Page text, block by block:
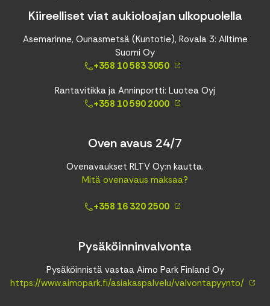
Kiireelliset viat aukioloajan ulkopuolella
Asemarinne, Ounasmetsä (Kuntotie), Rovala 3: Alltime
Suomi Oy
+358 10 583 3050
Rantavitikka ja Anninportti: Luotea Oyj
+358 10 590 2000
Oven avaus 24/7
Ovenavaukset RLTV Oy:n kautta.
Mitä ovenavaus maksaa?
+358 16 320 2500
Pysäköinninvalvonta
Pysäköinnistä vastaa Aimo Park Finland Oy
https://www.aimopark.fi/asiakaspalvelu/valvontapyynto/